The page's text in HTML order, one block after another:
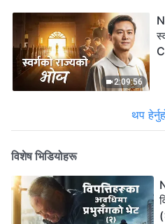
2:09:56
थप
विशेष भिडियोहरू